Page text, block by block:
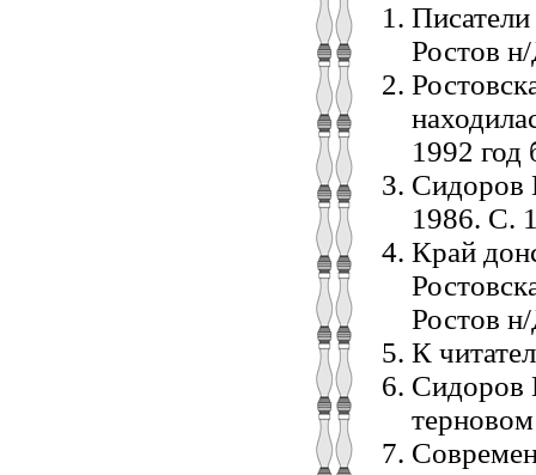
Ростов
1992
Сидоров
1986. С.
Край
Ростов
К
Сидоров